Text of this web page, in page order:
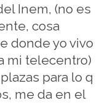
Inem, (no es
cosa
donde yo vivo
mi telecentro)
para lo q
me da en el